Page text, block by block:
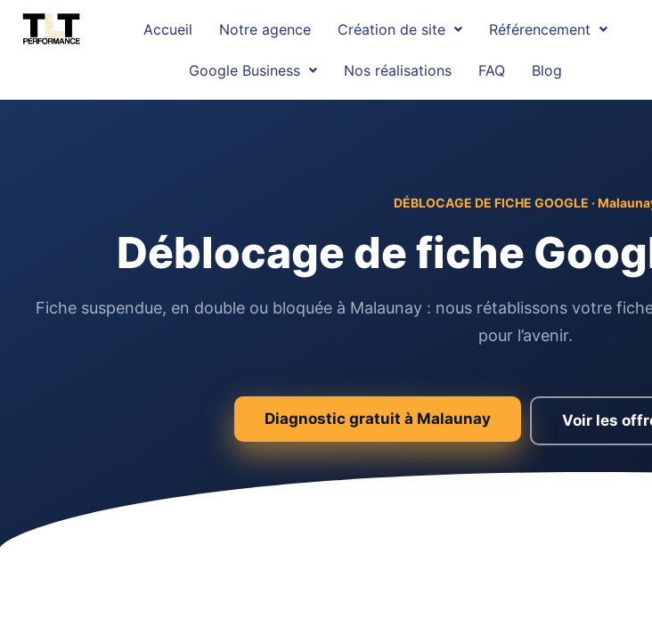
Accueil Notre agence Création de site Référencement
Google Business Nos réalisations FAQ Blog
DÉBLOCAGE DE FICHE GOOGLE ·
Déblocage de fiche
Fiche suspendue, en double ou bloquée à Malaunay : nous rétablissons votre
pour l’avenir.
Diagnostic gratuit à Malaunay Voir les